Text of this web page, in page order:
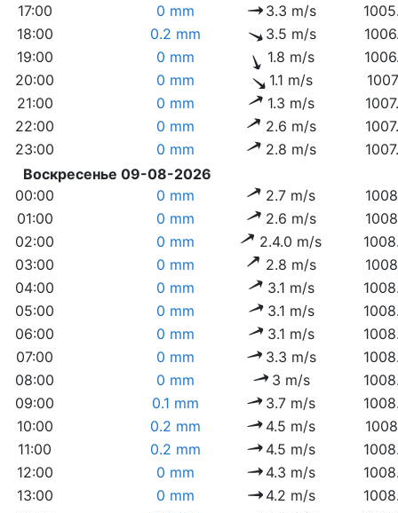
17:00
0 mm 3.3 m/s
18:00
0.2 mm 3.5 m/s
19:00
0 mm 1.8 m/s
20:00
0 mm 1.1 m/s
21:00
0 mm 1.3 m/s
22:00
0 mm 2.6 m/s
23:00
0 mm 2.8 m/s
Воскресенье 09-08-2026
00:00
0 mm 2.7 m/s
01:00
0 mm 2.6 m/s
02:00
0 mm 2.4.0 m/s
03:00
0 mm 2.8 m/s
04:00
0 mm 3.1 m/s
05:00
0 mm 3.1 m/s
06:00
0 mm 3.1 m/s
07:00
0 mm 3.3 m/s
08:00
0 mm 3 m/s
09:00
0.1 mm 3.7 m/s
10:00
0.2 mm 4.5 m/s
11:00
0.2 mm 4.5 m/s
12:00
0 mm 4.3 m/s
13:00
0 mm 4.2 m/s